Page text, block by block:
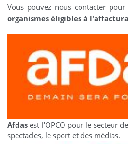
Vous pouvez nous contacter pour
organismes éligibles à
Afdas est l'OPCO pour le secteur
spectacles, le sport et des médias.